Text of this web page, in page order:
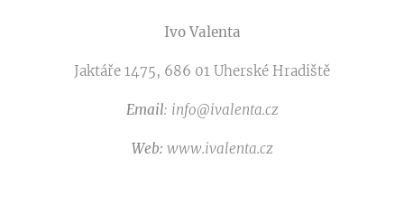
Ivo Valenta
Jaktáře 1475, 686 01 Uherské Hradiště
Email: info@ivalenta.cz
Web: www.ivalenta.cz